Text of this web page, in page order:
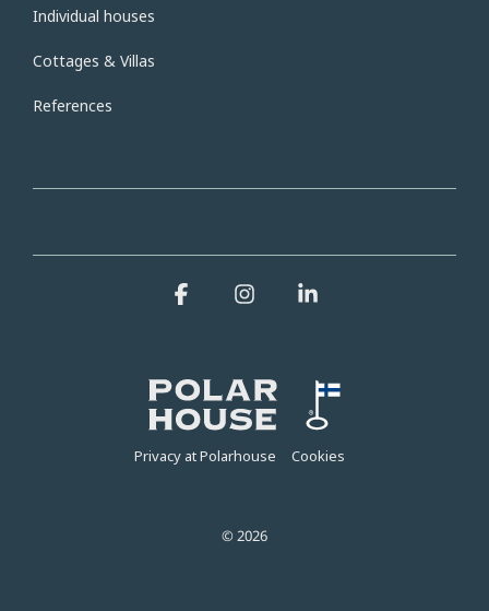
Individual houses
Cottages & Villas
References
Privacy at Polarhouse Cookies
© 2026
Facebook Instagram